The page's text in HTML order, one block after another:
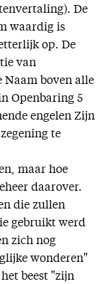
De
waardig is
op. De
van
Naam boven alle
Openbaring 5
engelen Zijn
te
maar hoe
daarover.
die zullen
gebruikt werd
zich nog
wonderen"
beest "zijn